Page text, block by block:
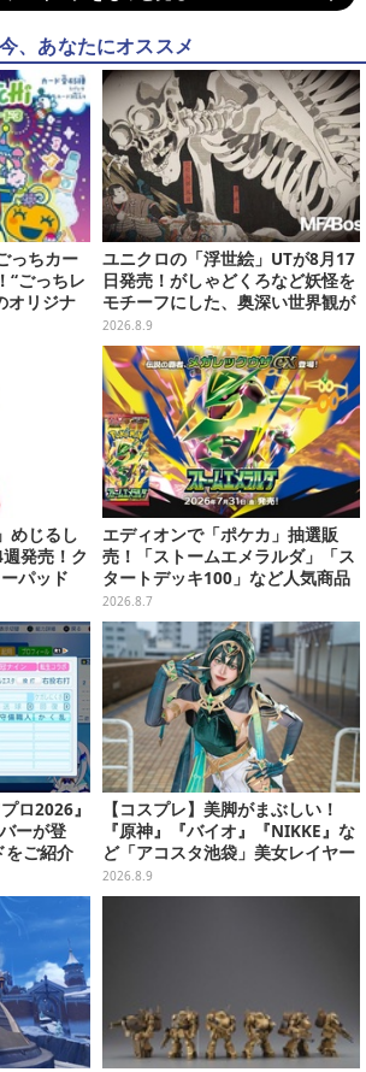
今、あなたにオススメ
っちカー
“ごっちレ
オリジナ
ユニクロの「浮世絵」UTが8月17
日発売！がしゃどくろなど妖怪を
モチーフにした、奥深い世界観が
最高にオシャレ
2026.8.9
めじるし
発売！ク
パッド
インナ
エディオンで「ポケカ」抽選販
売！「ストームエメラルダ」「ス
タートデッキ100」など人気商品
が対象
2026.8.7
ロ2026』
ーが登
をご紹介
【コスプレ】美脚がまぶしい！
『原神』『バイオ』『NIKKE』な
ど「アコスタ池袋」美女レイヤー
まとめ
2026.8.9